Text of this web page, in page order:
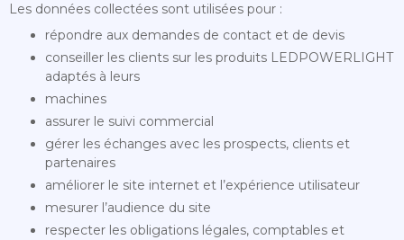
Les données collectées sont utilisées pour :
répondre aux demandes de contact et de devis
conseiller les clients sur les produits LEDPOWERLIGHT
adaptés à leurs
machines
assurer le suivi commercial
gérer les échanges avec les prospects, clients et
partenaires
améliorer le site internet et l’expérience utilisateur
mesurer l’audience du site
respecter les obligations légales, comptables et